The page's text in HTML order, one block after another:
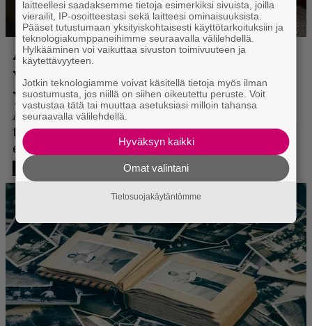
laitteellesi saadaksemme tietoja esimerkiksi sivuista, joilla
vierailit, IP-osoitteestasi sekä laitteesi ominaisuuksista.
Pääset tutustumaan yksityiskohtaisesti käyttötarkoituksiin ja
teknologiakumppaneihimme seuraavalla välilehdellä.
Hylkääminen voi vaikuttaa sivuston toimivuuteen ja
käytettävyyteen.
Jotkin teknologiamme voivat käsitellä tietoja myös ilman
suostumusta, jos niillä on siihen oikeutettu peruste. Voit
vastustaa tätä tai muuttaa asetuksiasi milloin tahansa
seuraavalla välilehdellä.
Hyväksyn kaikki
Omat valintani
Tietosuojakäytäntömme